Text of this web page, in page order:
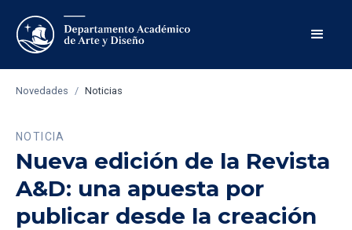
Novedades / Noticias
NOTICIA
Nueva edición de la Revista
A&D: una apuesta por
publicar desde la creación